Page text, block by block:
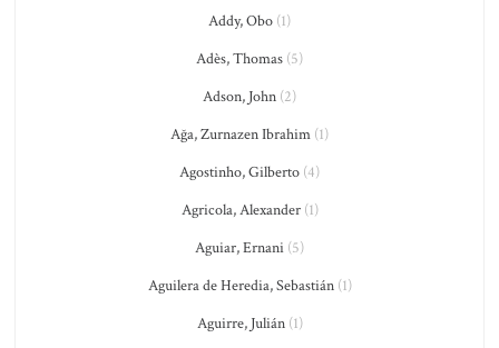
Addy, Obo (1)
Adès, Thomas (5)
Adson, John (2)
Ağa, Zurnazen Ibrahim (1)
Agostinho, Gilberto (4)
Agricola, Alexander(1)
Aguiar, Ernani (5)
Aguilera de Heredia, Sebastián(1)
Aguirre, Julián(1)